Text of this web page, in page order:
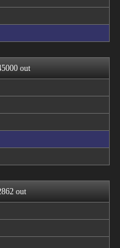
ー速クオリテ...
out
out